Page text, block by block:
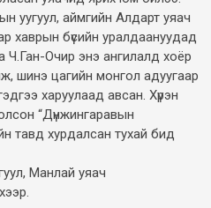
уугуул, аймгийн Алдарт уяач
хаврын бүсийн уралдаануудад
Ч.Ган-Очир энэ ангилалд хоёр
шинэ цагийн монгол адуугаар
харуулаад авсан. Хүрэн
“Дүнжингаравын
тавд хурдалсан тухай бид
Манлай уяач